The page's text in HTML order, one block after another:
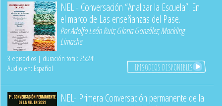
NEL - Conversación “Analizar la Escuela”. En
el marco de Las enseñanzas del Pase.
PorAdolfo León Ruiz;Gloria González;Mackling
Limache
3 episodios | duración total: 25:24'
Audio en: Español
EPISODIOS DISPONIBLES
NEL- Primera Conversación permanente de la